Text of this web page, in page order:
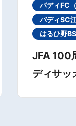
バディFC
バディSC
はるひ野
JFA 100
ディサッ